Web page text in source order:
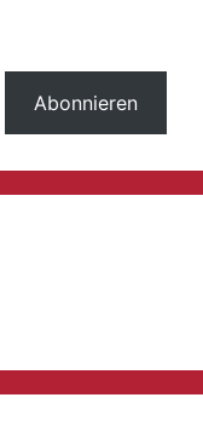
Abonnieren